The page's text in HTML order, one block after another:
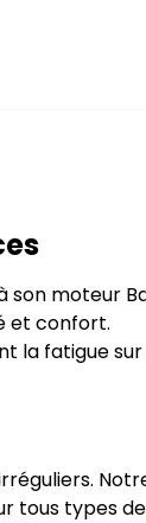
son moteur
et confort.
la fatigue
tous types de